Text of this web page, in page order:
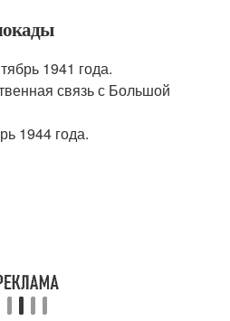
1941 года.
связь с Большой
1944 года.